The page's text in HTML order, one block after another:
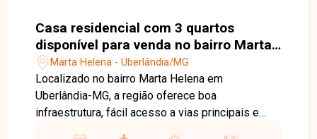
Casa residencial com 3 quartos
disponível para venda no bairro Marta
Helena em Uberlândia-MG
Marta Helena - Uberlândia/MG
Localizado no bairro Marta Helena em
Uberlândia-MG, a região oferece boa
infraestrutura, fácil acesso a vias principais e